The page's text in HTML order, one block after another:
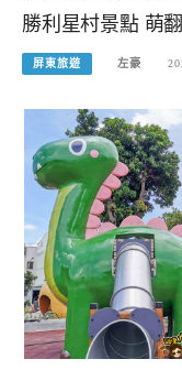
勝利星村景點 萌
屏東旅遊 左豪